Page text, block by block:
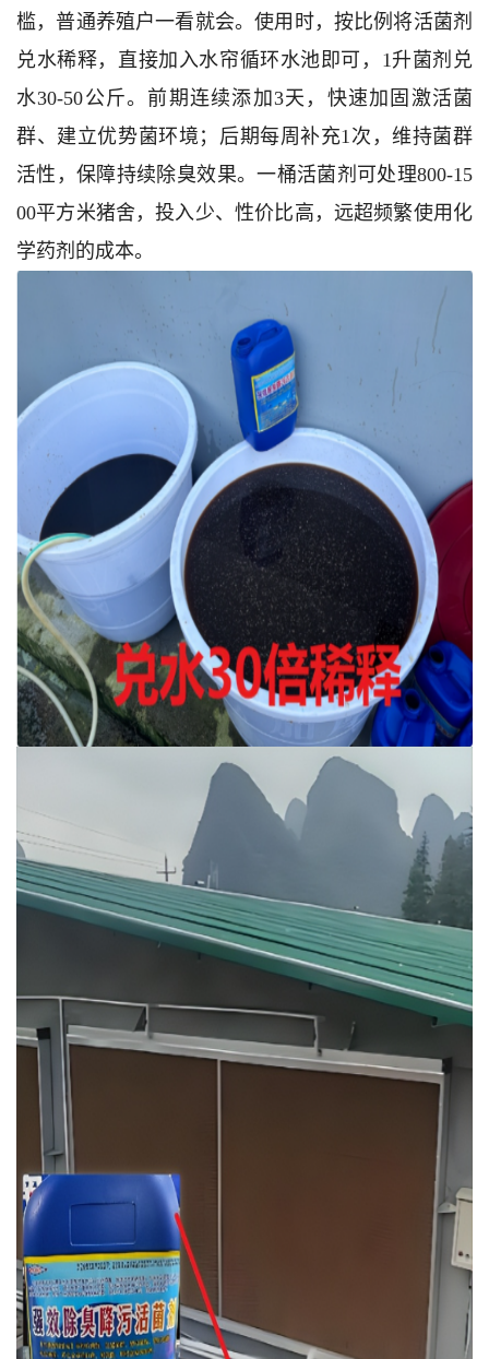
槛，普通养殖户一看就会。使用时，按比例将活菌剂
兑水稀释，直接加入水帘循环水池即可，1升菌剂兑
水30-50公斤。前期连续添加3天，快速加固激活菌
群、建立优势菌环境；后期每周补充1次，维持菌群
活性，保障持续除臭效果。一桶活菌剂可处理800-15
00平方米猪舍，投入少、性价比高，远超频繁使用化
学药剂的成本。